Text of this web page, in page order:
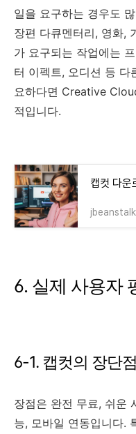
일을 요구하는 경우도
장편 다큐멘터리, 영화,
가 요구되는 작업에는
터 이펙트, 오디션 등
요하다면 Creative
적입니다.
6. 실제 사용자
6-1. 캡컷의 장단점
장점은 완전 무료, 쉬운
능, 모바일 연동입니다.